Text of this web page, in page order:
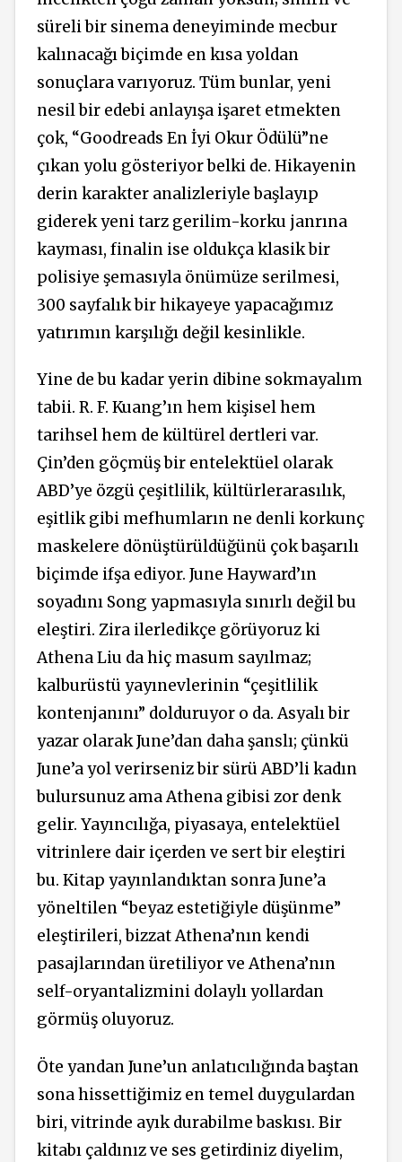
süreli bir sinema deneyiminde mecbur
kalınacağı biçimde en kısa yoldan
sonuçlara varıyoruz. Tüm bunlar, yeni
nesil bir edebi anlayışa işaret etmekten
çok, “Goodreads En İyi Okur Ödülü”ne
çıkan yolu gösteriyor belki de. Hikayenin
derin karakter analizleriyle başlayıp
giderek yeni tarz gerilim-korku janrına
kayması, finalin ise oldukça klasik bir
polisiye şemasıyla önümüze serilmesi,
300 sayfalık bir hikayeye yapacağımız
yatırımın karşılığı değil kesinlikle.
Yine de bu kadar yerin dibine sokmayalım
tabii. R. F. Kuang’ın hem kişisel hem
tarihsel hem de kültürel dertleri var.
Çin’den göçmüş bir entelektüel olarak
ABD’ye özgü çeşitlilik, kültürlerarasılık,
eşitlik gibi mefhumların ne denli korkunç
maskelere dönüştürüldüğünü çok başarılı
biçimde ifşa ediyor. June Hayward’ın
soyadını Song yapmasıyla sınırlı değil bu
eleştiri. Zira ilerledikçe görüyoruz ki
Athena Liu da hiç masum sayılmaz;
kalburüstü yayınevlerinin “çeşitlilik
kontenjanını” dolduruyor o da. Asyalı bir
yazar olarak June’dan daha şanslı; çünkü
June’a yol verirseniz bir sürü ABD’li kadın
bulursunuz ama Athena gibisi zor denk
gelir. Yayıncılığa, piyasaya, entelektüel
vitrinlere dair içerden ve sert bir eleştiri
bu. Kitap yayınlandıktan sonra June’a
yöneltilen “beyaz estetiğiyle düşünme”
eleştirileri, bizzat Athena’nın kendi
pasajlarından üretiliyor ve Athena’nın
self-oryantalizmini dolaylı yollardan
görmüş oluyoruz.
Öte yandan June’un anlatıcılığında baştan
sona hissettiğimiz en temel duygulardan
biri, vitrinde ayık durabilme baskısı. Bir
kitabı çaldınız ve ses getirdiniz diyelim,